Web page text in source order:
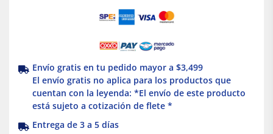
Envío gratis en tu pedido mayor a $3,499
El envío gratis no aplica para los productos que
cuentan con la leyenda: *El envío de este producto
está sujeto a cotización de flete *
Entrega de 3 a 5 días